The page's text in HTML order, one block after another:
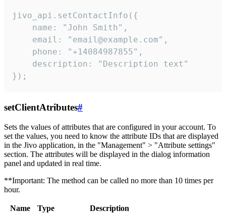
jivo_api.setContactInfo({
    name: "John Smith",
    email: "email@example.com",
    phone: "+14084987855",
    description: "Description text"
});
setClientAtributes#
Sets the values ​​of attributes that are configured in your account. To
set the values, you need to know the attribute IDs that are displayed
in the Jivo application, in the "Management" > "Attribute settings"
section. The attributes will be displayed in the dialog information
panel and updated in real time.
**Important: The method can be called no more than 10 times per
hour.
Name Type
Description